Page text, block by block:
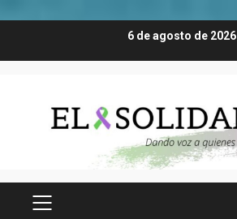
6 de agosto de 2026
MENÚ